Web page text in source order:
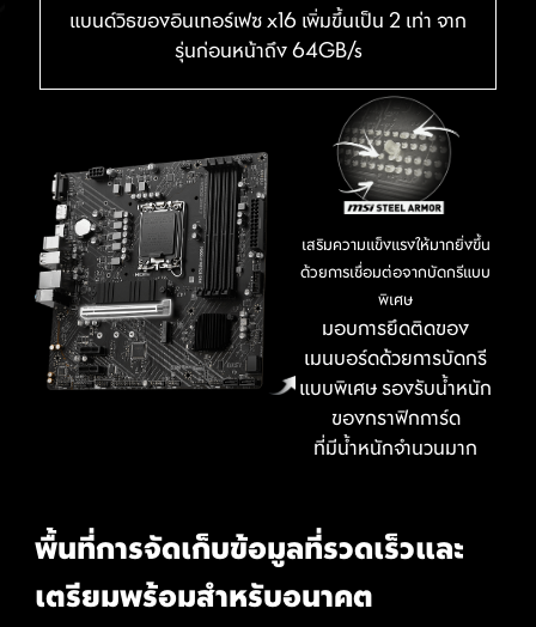
แบนด์วิธของอินเทอร์เฟซ x16 เพิ่มขึ้นเป็น 2 เท่า จาก
รุ่นก่อนหน้าถึง 64GB/s
เสริมความแข็งแรงให้มากยิ่งขึ้น
ด้วยการเชื่อมต่อจากบัดกรีแบบ
พิเศษ
มอบการยึดติดของ
เมนบอร์ดด้วยการบัดกรี
แบบพิเศษ รองรับน้ำหนัก
ของกราฟิกการ์ด
ที่มีน้ำหนักจำนวนมาก
พื้นที่การจัดเก็บข้อมูลที่รวดเร็วและ
เตรียมพร้อมสำหรับอนาคต
สร้างสีสันสุดตระการตาได้ตามใจคุณ แต่งแต้มสีสันที่ใช่ในไม่กี่
คลิก!
EXTREME
เมนบอร์ด MSI มาพร้อมกับสิทธิ์ทดลองใช้ AIDA64